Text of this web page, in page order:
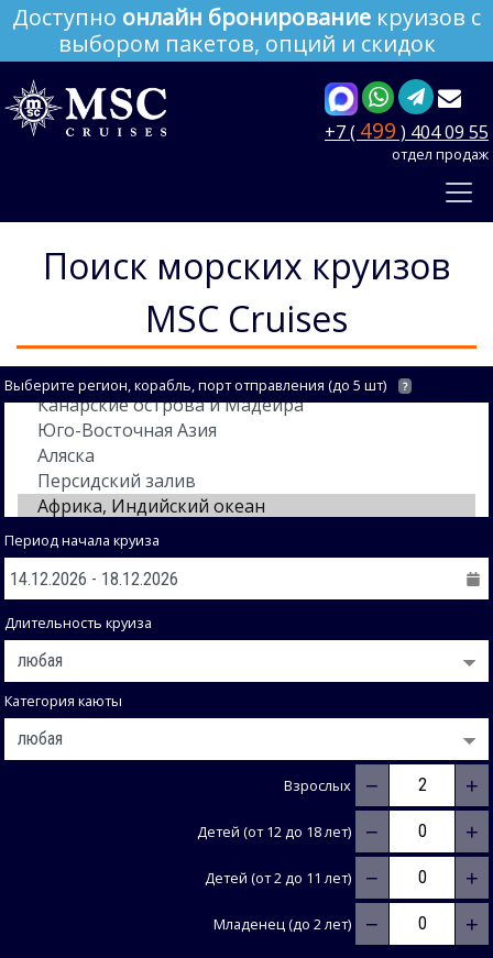
Доступно онлайн бронирование круизов с
выбором пакетов, опций и скидок
+7 ( 499 ) 404 09 55
отдел продаж
Поиск морских круизов
MSC Cruises
Выберите регион, корабль, порт отправления (до 5 шт) ?
Период начала круиза
Длительность круиза
Категория каюты
Взрослых − +
Детей (от 12 до 18 лет) − +
Детей (от 2 до 11 лет) − +
Младенец (до 2 лет) − +